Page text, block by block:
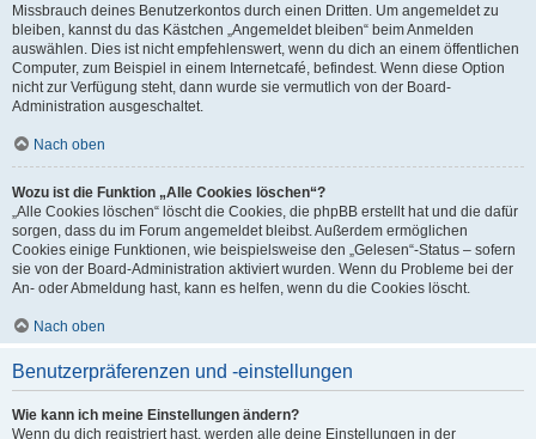
Missbrauch deines Benutzerkontos durch einen Dritten. Um angemeldet zu
bleiben, kannst du das Kästchen „Angemeldet bleiben“ beim Anmelden
auswählen. Dies ist nicht empfehlenswert, wenn du dich an einem öffentlichen
Computer, zum Beispiel in einem Internetcafé, befindest. Wenn diese Option
nicht zur Verfügung steht, dann wurde sie vermutlich von der Board-
Administration ausgeschaltet.
Nach oben
Wozu ist die Funktion „Alle Cookies löschen“?
„Alle Cookies löschen“ löscht die Cookies, die phpBB erstellt hat und die dafür
sorgen, dass du im Forum angemeldet bleibst. Außerdem ermöglichen
Cookies einige Funktionen, wie beispielsweise den „Gelesen“-Status – sofern
sie von der Board-Administration aktiviert wurden. Wenn du Probleme bei der
An- oder Abmeldung hast, kann es helfen, wenn du die Cookies löscht.
Nach oben
Benutzerpräferenzen und -einstellungen
Wie kann ich meine Einstellungen ändern?
Wenn du dich registriert hast, werden alle deine Einstellungen in der